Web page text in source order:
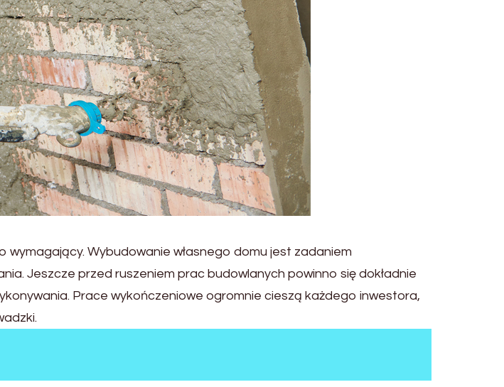
Wybudowanie własnego domu jest zadaniem
Jeszcze przed ruszeniem prac budowlanych powinno się dokładnie
Prace wykończeniowe ogromnie cieszą każdego inwestora,